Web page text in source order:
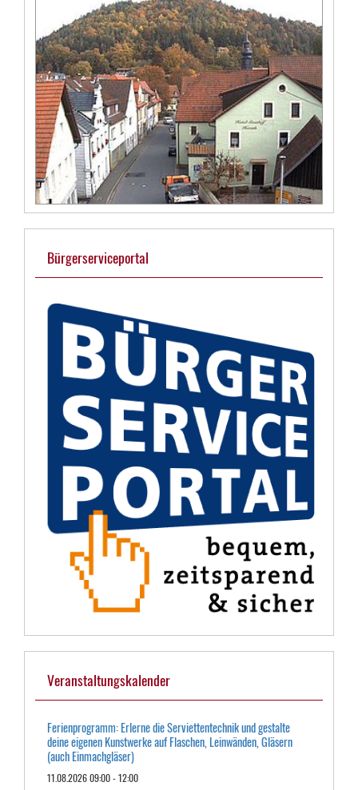
Bürgerserviceportal
Veranstaltungskalender
Ferienprogramm: Erlerne die Serviettentechnik und gestalte
deine eigenen Kunstwerke auf Flaschen, Leinwänden, Gläsern
(auch Einmachgläser)
11.08.2026 09:00 - 12:00